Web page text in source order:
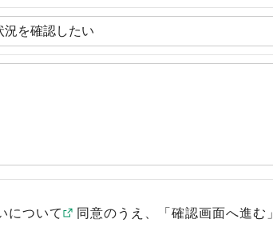
について 同意のうえ、「確認画面へ進む